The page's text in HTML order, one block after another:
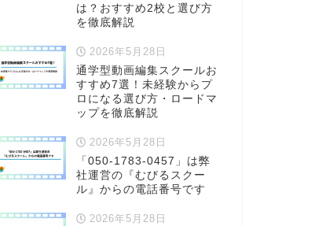
は？おすすめ2校と選び方
を徹底解説
2026年5月28日
通学型動画編集スクールお
すすめ7選！未経験からプ
ロになる選び方・ロードマ
ップを徹底解説
2026年5月28日
「050-1783-0457」は弊
社運営の『むびるスクー
ル』からの電話番号です
2026年5月28日